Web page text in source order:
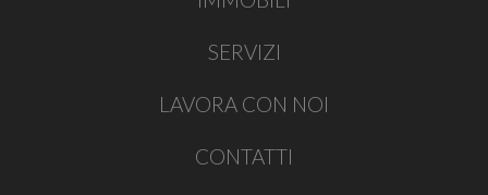
SERVIZI
LAVORA CON NOI
CONTATTI